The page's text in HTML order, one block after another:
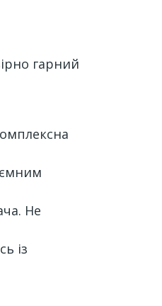
гарний
Не
із